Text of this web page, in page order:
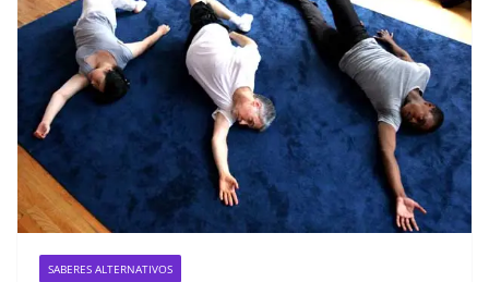
SABERES ALTERNATIVOS